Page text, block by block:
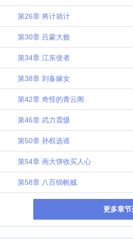
第26章 将计就计
第30章 吕蒙大败
第34章 江东使者
第38章 刘备嫁女
第42章 奇怪的青云阁
第46章 武力震慑
第50章 孙权选谁
第54章 画大饼收买人心
第58章 八百锦帆贼
更多章